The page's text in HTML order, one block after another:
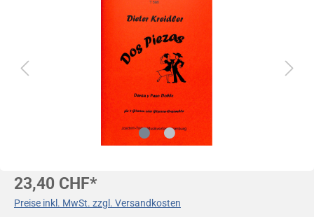
23,40 CHF*
Preise inkl. MwSt. zzgl. Versandkosten